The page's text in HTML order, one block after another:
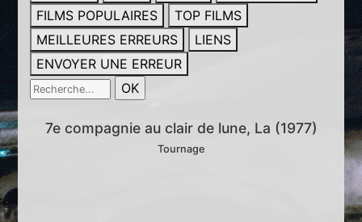
FILMS POPULAIRES
TOP FILMS
MEILLEURES ERREURS
LIENS
ENVOYER UNE ERREUR
7e compagnie au clair de lune, La (1977)
Tournage